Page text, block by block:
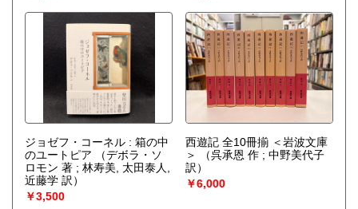
ジョゼフ・コーネル : 箱の中
のユートピア
（デボラ・ソ
ロモン 著 ; 林寿美, 太田泰人,
近藤学 訳）
￥3,500
西遊記 全10冊揃 ＜岩波文庫
＞
（呉承恩 作 ; 中野美代子
訳）
￥6,000